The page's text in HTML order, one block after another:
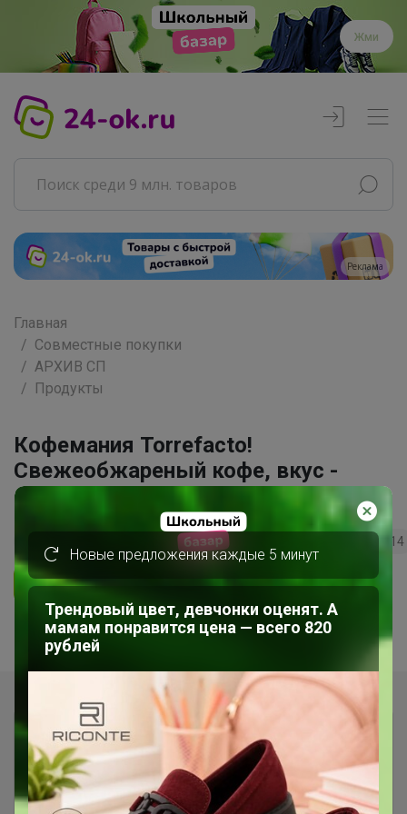
Жми
Реклама
Главная
Совместные покупки
АРХИВ СП
Продукты
Кофемания Torrefacto!
Свежеобжареный кофе, вкус -
который сносит крышу!
31.8K 14
Ответить
Новые предложения каждые 5 минут
Трендовый цвет, девчонки оценят. А
мамам понравится цена — всего 820
рублей